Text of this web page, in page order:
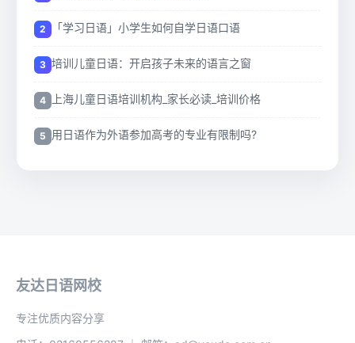
「学习日语」小学生如何自学日语口语
培训儿童日语：开启孩子未来的语言之窗
上海儿童日语培训机构_家长必读_培训价格
用日语作为外语参加高考的专业有限制吗?
友达日语网校
专注优质内容分享